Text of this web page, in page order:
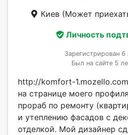
Киев (Может
Личность
Зарегистрирован 6
Был на сайте 5
http://komfort-
на странице моего
прораб по ремонту
и утеплению фасадов с
отделкой. Мой дизайнер